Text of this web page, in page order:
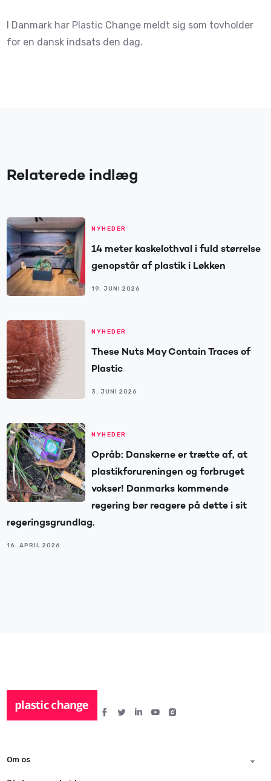
I Danmark har Plastic Change meldt sig som tovholder
for en dansk indsats den dag.
Relaterede indlæg
NYHEDER
14 meter kaskelothval i fuld størrelse
genopstår af plastik i Løkken
19. JUNI 2026
NYHEDER
These Nuts May Contain Traces of
Plastic
3. JUNI 2026
NYHEDER
Opråb: Danskerne er trætte af, at
plastikforureningen og forbruget
vokser! Danmarks kommende
regering bør reagere på dette i sit
regeringsgrundlag.
16. APRIL 2026
Om os